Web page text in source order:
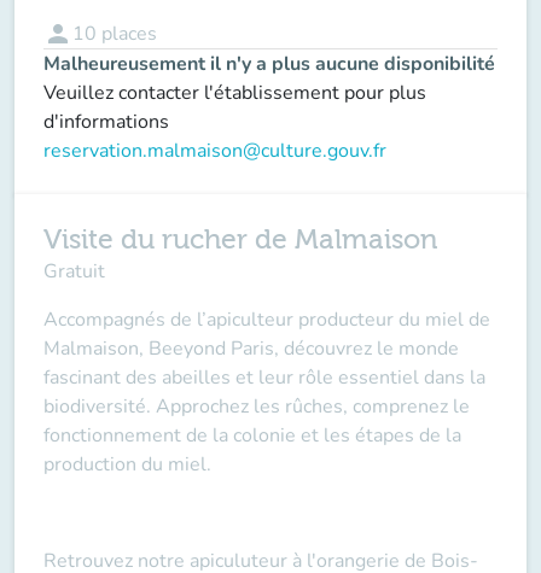
person 10 places
Malheureusement il n'y a plus aucune disponibilité
Veuillez contacter l'établissement pour plus
d'informations
reservation.malmaison@culture.gouv.fr
Visite du rucher de Malmaison
Gratuit
Accompagnés de l’apiculteur producteur du miel de
Malmaison, Beeyond Paris, découvrez le monde
fascinant des abeilles et leur rôle essentiel dans la
biodiversité. Approchez les rûches, comprenez le
fonctionnement de la colonie et les étapes de la
production du miel.
Retrouvez notre apiculuteur à l'orangerie de Bois-